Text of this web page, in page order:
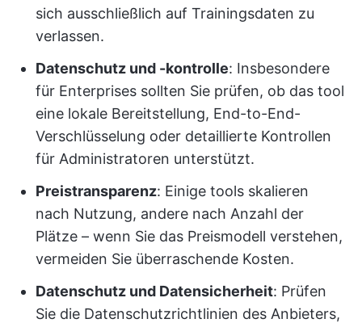
sich ausschließlich auf Trainingsdaten zu
verlassen.
Datenschutz und -kontrolle: Insbesondere
für Enterprises sollten Sie prüfen, ob das tool
eine lokale Bereitstellung, End-to-End-
Verschlüsselung oder detaillierte Kontrollen
für Administratoren unterstützt.
Preistransparenz: Einige tools skalieren
nach Nutzung, andere nach Anzahl der
Plätze – wenn Sie das Preismodell verstehen,
vermeiden Sie überraschende Kosten.
Datenschutz und Datensicherheit: Prüfen
Sie die Datenschutzrichtlinien des Anbieters,